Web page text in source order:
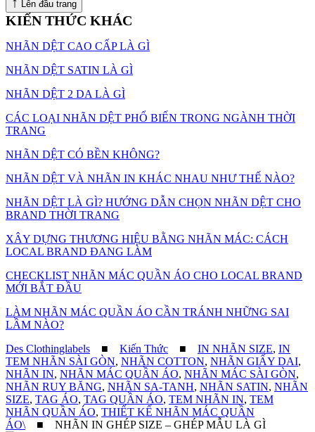
Lên đầu trang
KIẾN THỨC KHÁC
NHÃN DỆT CAO CẤP LÀ GÌ
NHÃN DỆT SATIN LÀ GÌ
NHÃN DỆT 2 DA LÀ GÌ
CÁC LOẠI NHÃN DỆT PHỔ BIẾN TRONG NGÀNH THỜI
TRANG
NHÃN DỆT CÓ BỀN KHÔNG?
NHÃN DỆT VÀ NHÃN IN KHÁC NHAU NHƯ THẾ NÀO?
NHÃN DỆT LÀ GÌ? HƯỚNG DẪN CHỌN NHÃN DỆT CHO
BRAND THỜI TRANG
XÂY DỰNG THƯƠNG HIỆU BẰNG NHÃN MÁC: CÁCH
LOCAL BRAND ĐANG LÀM
CHECKLIST NHÃN MÁC QUẦN ÁO CHO LOCAL BRAND
MỚI BẮT ĐẦU
LÀM NHÃN MÁC QUẦN ÁO CẦN TRÁNH NHỮNG SAI
LẦM NÀO?
Des Clothinglabels ■ Kiến Thức ■ IN NHÃN SIZE, IN
TEM NHÃN SÀI GÒN, NHÃN COTTON, NHÃN GIẤY DAI,
NHÃN IN, NHÃN MÁC QUẦN ÁO, NHÃN MÁC SÀI GÒN,
NHÃN RUY BĂNG, NHÃN SA-TANH, NHÃN SATIN, NHÃN
SIZE, TAG ÁO, TAG QUẦN ÁO, TEM NHÃN IN, TEM
NHÃN QUẦN ÁO, THIẾT KẾ NHÃN MÁC QUẦN
ÁO\ ■ NHÃN IN GHÉP SIZE – GHÉP MẪU LÀ GÌ